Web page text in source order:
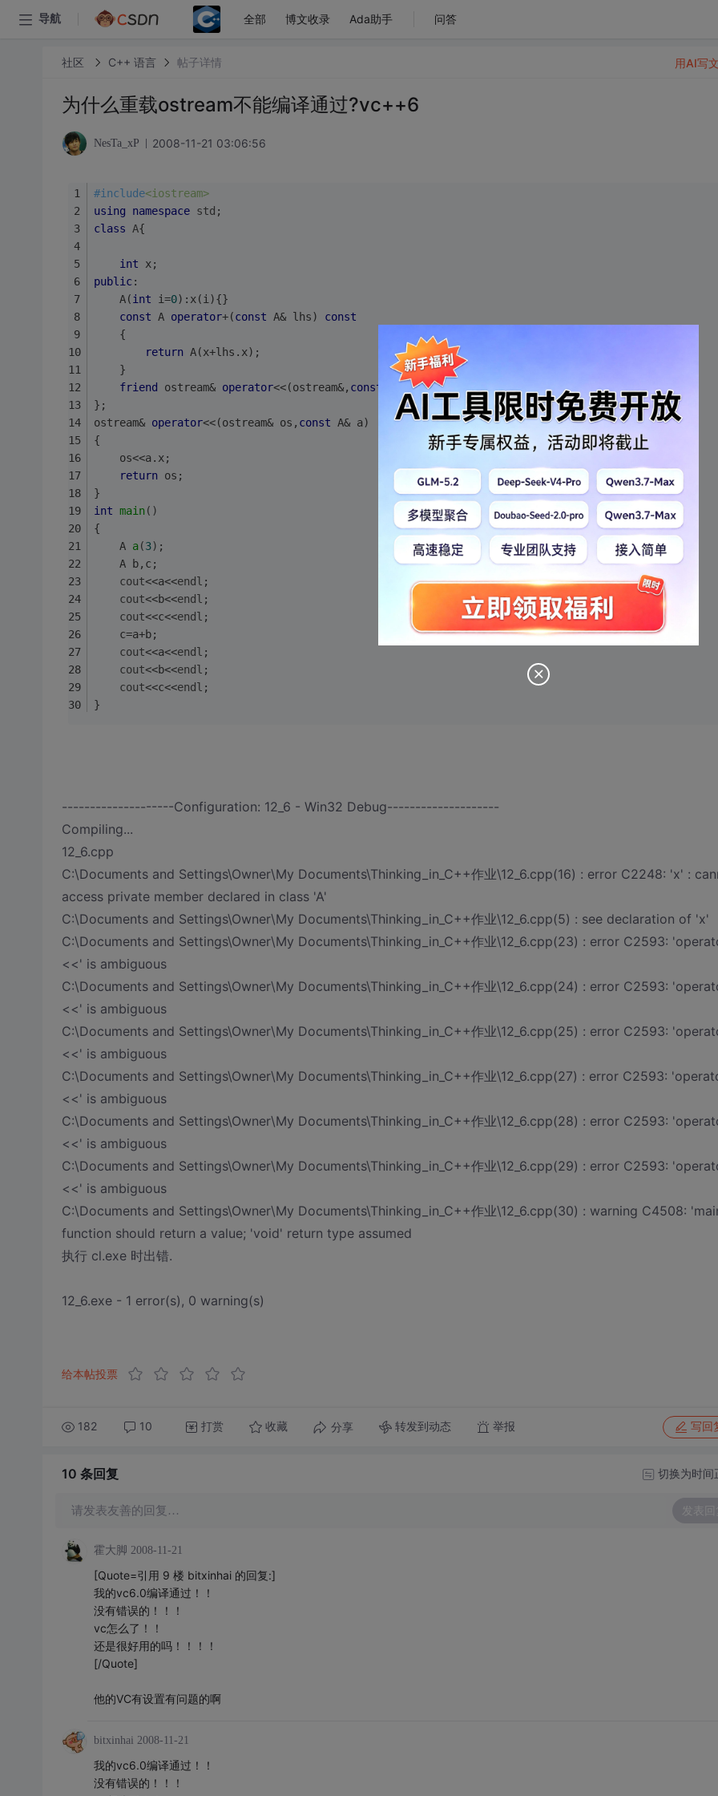
导航 全部 博文收录 Ada助手 问答
社区 C++ 语言 帖子详情
为什么重载ostream不能编译通过?vc++6
NesTa_xP 2008-11-21 03:06:56
#include<iostream>
using
namespace std ;
class A{
int x;
public:
	A(
int i=0):x(i){}
const A operator+(const A& lhs) const
	{
return A(x+lhs.x);
	}
friend ostream& operator<<(ostream&, const
A&);
};
ostream& operator<<(ostream& os, const A& a)
{
	os<<a.x;
return os;
}
int main()
{
A a(3) ;
	A b,c;
cout<<a<<endl ;
cout<<b<<endl ;
cout<<c<<endl ;
	c=a+b;
cout<<a<<endl ;
cout<<b<<endl ;
cout<<c<<endl ;
}
--------------------Configuration: 12_6 - Win32 Debug--------------------
Compiling...
12_6.cpp
C:\Documents and Settings\Owner\My Documents\Thinking_in_C++作业\12_6.cpp(16) : error C2248: 'x' :
access private member declared in class 'A'
C:\Documents and Settings\Owner\My Documents\Thinking_in_C++作业\12_6.cpp(5) : see declaration of 'x'
C:\Documents and Settings\Owner\My Documents\Thinking_in_C++作业\12_6.cpp(23) : error C2593:
<<' is ambiguous
C:\Documents and Settings\Owner\My Documents\Thinking_in_C++作业\12_6.cpp(24) : error C2593:
<<' is ambiguous
C:\Documents and Settings\Owner\My Documents\Thinking_in_C++作业\12_6.cpp(25) : error C2593:
<<' is ambiguous
C:\Documents and Settings\Owner\My Documents\Thinking_in_C++作业\12_6.cpp(27) : error C2593:
<<' is ambiguous
C:\Documents and Settings\Owner\My Documents\Thinking_in_C++作业\12_6.cpp(28) : error C2593:
<<' is ambiguous
C:\Documents and Settings\Owner\My Documents\Thinking_in_C++作业\12_6.cpp(29) : error C2593:
<<' is ambiguous
C:\Documents and Settings\Owner\My Documents\Thinking_in_C++作业\12_6.cpp(30) : warning C4508:
function should return a value; 'void' return type assumed
执行 cl.exe 时出错.
12_6.exe - 1 error(s), 0 warning(s)
给本帖投票
182 10 打赏 收藏 分享 转发到动态 举报 写回
用AI写
10 条回复 切换为时间
请发表友善的回复… 发表回
霍大脚 2008-11-21
[Quote=引用 9 楼 bitxinhai 的回复:]
我的vc6.0编译通过！！
没有错误的！！！
vc怎么了！！
还是很好用的吗！！！！
[/Quote]
他的VC有设置有问题的啊
bitxinhai 2008-11-21
我的vc6.0编译通过！！
没有错误的！！！